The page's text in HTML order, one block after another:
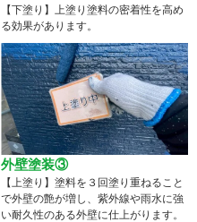
【下塗り】上塗り塗料の密着性を高め
る効果があります。
外壁塗装③
【上塗り】塗料を３回塗り重ねること
で外壁の艶が増し、紫外線や雨水に強
い耐久性のある外壁に仕上がります。